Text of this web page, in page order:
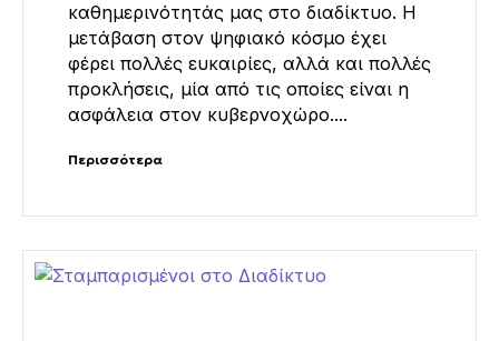
καθημερινότητάς μας στο διαδίκτυο. Η
μετάβαση στον ψηφιακό κόσμο έχει
φέρει πολλές ευκαιρίες, αλλά και πολλές
προκλήσεις, μία από τις οποίες είναι η
ασφάλεια στον κυβερνοχώρο....
Περισσότερα